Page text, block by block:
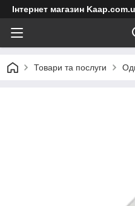
Інтернет магазин
Товари та послуги